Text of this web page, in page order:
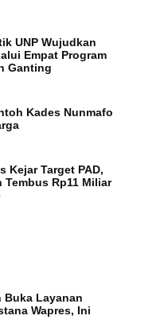
UNP Wujudkan
Empat Program
Ganting
Kades Nunmafo
Kejar Target PAD,
Tembus Rp11 Miliar
Buka Layanan
Wapres, Ini